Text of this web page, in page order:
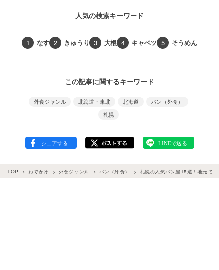
人気の検索キーワード
1 なす 2 きゅうり 3 大根 4 キャベツ 5 そうめん
この記事に関するキーワード
外食ジャンル 北海道・東北 北海道
パン（外食）
札幌
TOP おでかけ 外食ジャンル パン（外食） 札幌の人気パン屋15選！地元で